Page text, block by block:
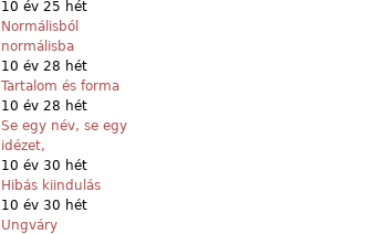
10 év 25 hét
Normálisból
normálisba
10 év 28 hét
Tartalom és forma
10 év 28 hét
Se egy név, se egy
idézet,
10 év 30 hét
Hibás kiindulás
10 év 30 hét
Ungváry